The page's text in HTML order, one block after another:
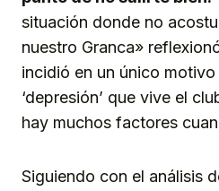
situación donde no
nuestro Granca»
incidió en un único
‘depresión’ que vive el
hay muchos factores
Siguiendo con el análisis